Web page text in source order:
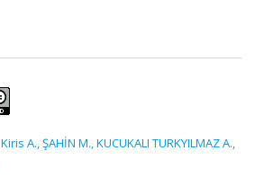
Kiris A.,ŞAHİN M.,KUCUKALI TURKYILMAZ A.,